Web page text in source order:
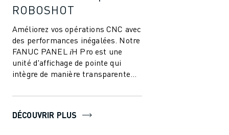
ROBOSHOT
Améliorez vos opérations CNC avec
des performances inégalées. Notre
FANUC PANEL 𝑖H Pro est une
unité d'affichage de pointe qui
intègre de manière transparente
CNC,...
DÉCOUVRIR PLUS